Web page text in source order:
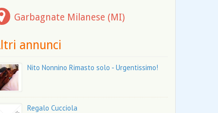
Garbagnate Milanese (MI)
annunci
Nito Nonnino Rimasto solo - Urgentissimo!
Regalo Cucciola